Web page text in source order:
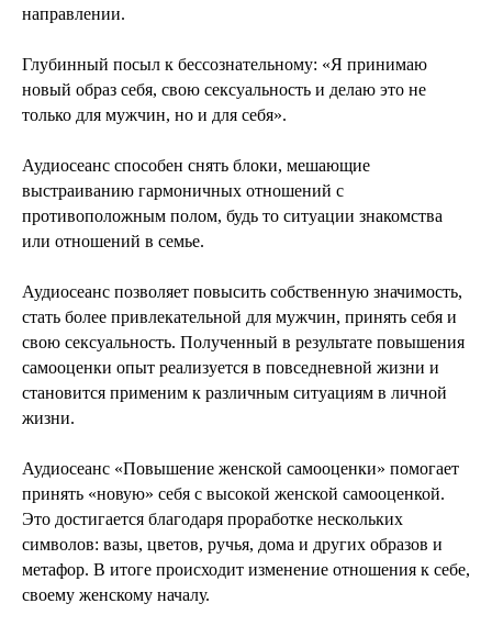
направлении.
Глубинный посыл к бессознательному: «Я принимаю
новый образ себя, свою сексуальность и делаю это не
только для мужчин, но и для себя».
Аудиосеанс способен снять блоки, мешающие
выстраиванию гармоничных отношений с
противоположным полом, будь то ситуации знакомства
или отношений в семье.
Аудиосеанс позволяет повысить собственную значимость,
стать более привлекательной для мужчин, принять себя и
свою сексуальность. Полученный в результате повышения
самооценки опыт реализуется в повседневной жизни и
становится применим к различным ситуациям в личной
жизни.
Аудиосеанс «Повышение женской самооценки» помогает
принять «новую» себя с высокой женской самооценкой.
Это достигается благодаря проработке нескольких
символов: вазы, цветов, ручья, дома и других образов и
метафор. В итоге происходит изменение отношения к себе,
своему женскому началу.